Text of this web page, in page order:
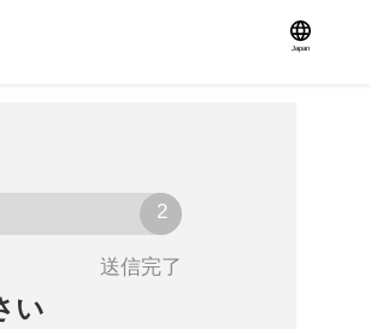
Japan
送信完了
い